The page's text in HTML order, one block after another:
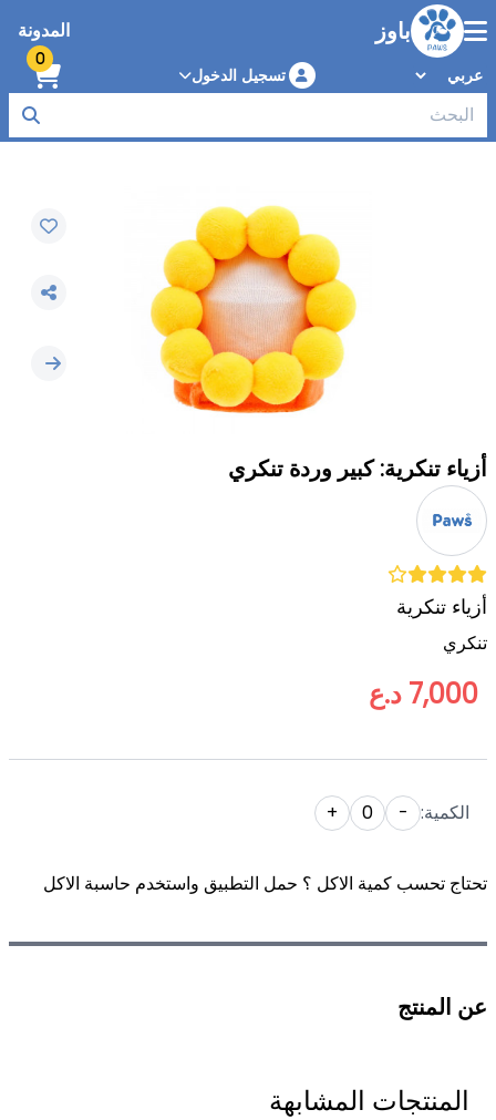
باوز المدونة
تسجيل الدخول
0
أزياء تنكرية: كبير وردة تنكري
أزياء تنكرية
تنكري
7,000 د.ع
الكمية: -
0
+
تحتاج تحسب كمية الاكل ؟ حمل التطبيق واستخدم حاسبة الاكل
عن المنتج
المنتجات المشابهة